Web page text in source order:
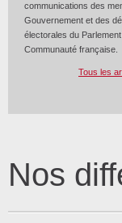
communications des
Gouvernement et des
électorales du
Communauté française.
Tous les
Nos